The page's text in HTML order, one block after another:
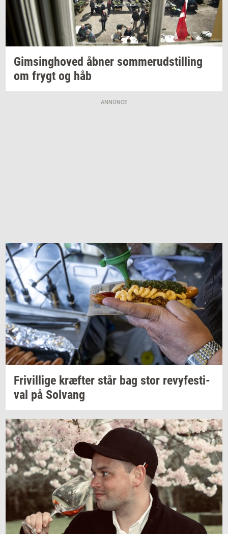
Gims­ing­ho­ved åbner som­mer­ud­stil­ling
om frygt og håb
ANNONCE
Fri­vil­li­ge kræf­ter står bag stor revy­festi­
val på Solvang